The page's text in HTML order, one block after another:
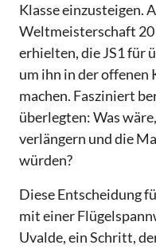
Klasse einzusteigen.
Weltmeisterschaft
erhielten, die JS1 für
um ihn in der offenen
machen. Fasziniert
überlegten: Was
verlängern und die
würden?
Diese Entscheidung
mit einer
Uvalde, ein Schritt,